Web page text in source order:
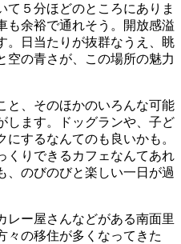
て５分ほどのところにありま
も余裕で通れそう。開放感溢
。日当たりが抜群なうえ、眺
空の青さが、この場所の魅力
と、そのほかのいろんな可能
します。ドッグランや、子ど
するなんてのも良いかも。
くりできるカフェなんてあれ
、のびのびと楽しい一日が過
レー屋さんなどがある南面里
々の移住が多くなってきた